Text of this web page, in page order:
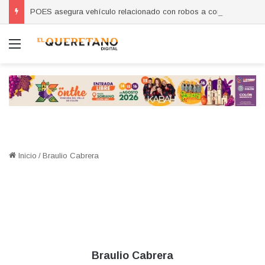
Menú
Inicio / Braulio Cabrera
Braulio Cabrera